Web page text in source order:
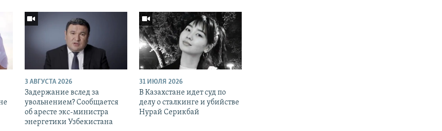
3 АВГУСТА 2026
Задержание вслед за
увольнением? Сообщается
об аресте экс-министра
энергетики Узбекистана
31 ИЮЛЯ 2026
В Казахстане идет суд по
делу о сталкинге и убийстве
Нурай Серикбай